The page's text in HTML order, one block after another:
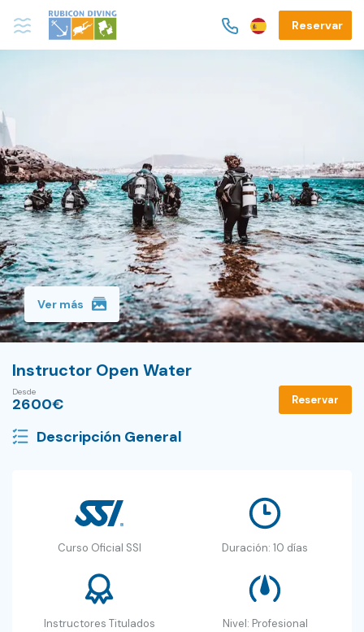
Reservar
Ver más
Instructor Open Water
Reservar
Desde
2600€
Descripción General
Curso Oficial SSI Duración: 10 días
Instructores Titulados Nivel: Profesional